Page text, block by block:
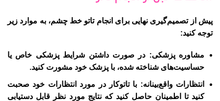
پیش از تصمیم‌گیری نهایی برای انجام تاتو خط چشم، به موارد زیر
توجه کنید:
مشاوره پزشکی: در صورت داشتن شرایط پزشکی خاص یا
حساسیت‌های شناخته شده، با پزشک خود مشورت کنید.
انتظارات واقع‌بینانه: با تاتوکار در مورد انتظارات خود صحبت
کنید تا اطمینان حاصل کنید که نتایج مورد نظر قابل دستیابی